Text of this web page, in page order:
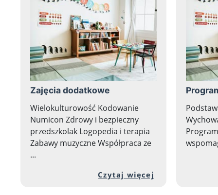
Zajęcia dodatkowe
Wielokulturowość Kodowanie
Numicon Zdrowy i bezpieczny
przedszkolak Logopedia i terapia
Zabawy muzyczne Współpraca ze
...
Czytaj więcej Przejdź do